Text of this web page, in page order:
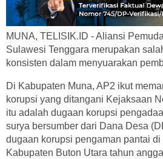
MUNA, TELISIK.ID - Aliansi
Sulawesi Tenggara merupakan
konsisten dalam menyuarakan
Di Kabupaten Muna, AP2 ikut
korupsi yang ditangani Kejaksaan
itu adalah dugaan korupsi
surya bersumber dari Dana Desa
dugaan korupsi pengaman pantai di
Kabupaten Buton Utara tahun